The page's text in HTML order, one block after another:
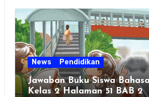
News Pendidikan
Jawaban Buku Siswa
Kelas 2 Halaman 51 BAB 2